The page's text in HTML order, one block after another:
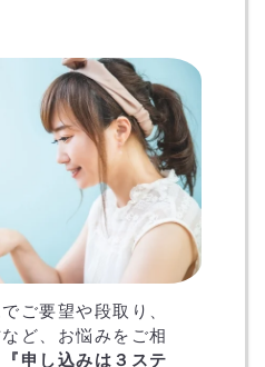
ご要望や段取り、
ど、お悩みをご相
『申し込みは３ステ